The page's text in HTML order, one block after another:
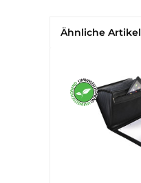
Ähnliche Artikel